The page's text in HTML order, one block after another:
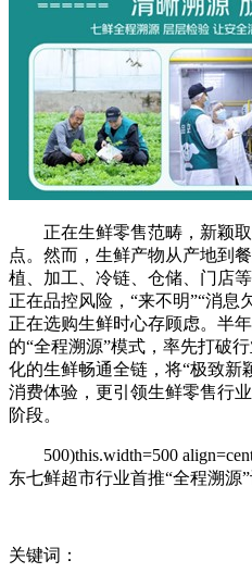
正在生鲜零售范畴，新颖取
点。然而，生鲜产物从产地到
植、加工、冷链、仓储、门店
正在品控风险，“来不明”“消息
正在选购生鲜时心存顾虑。半
的“全程溯源”模式，率先打破
化的生鲜畅通全链，将“极致新
消费体验，更引领生鲜零售行
阶段。
500)this.width=500
东七鲜超市行业首推“全程溯源
关键词：